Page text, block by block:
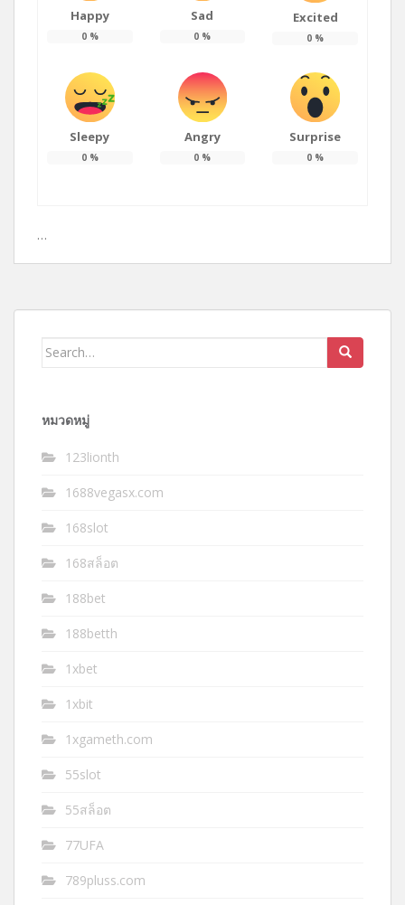
Happy
0%
Sad
0 %
Excited
0 %
Sleepy
0%
Angry
0 %
Surprise
0 %
…
Search
หมวดหมู่
123lionth
1688vegasx.com
168slot
168สล็อต
188bet
188betth
1xbet
1xbit
1xgameth.com
55slot
55สล็อต
77UFA
789pluss.com